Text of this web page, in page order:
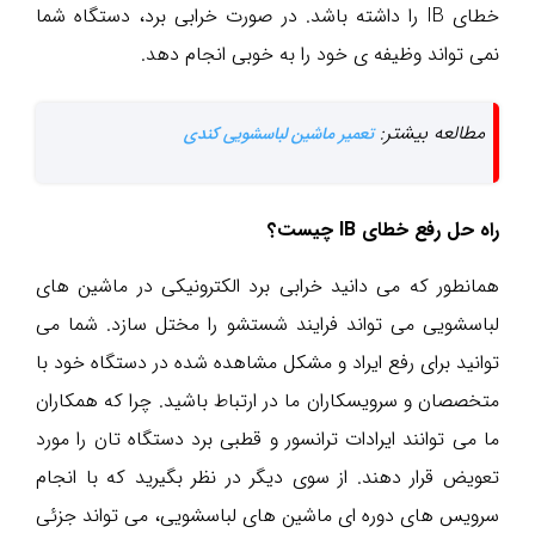
خطای IB را داشته باشد. در صورت خرابی برد، دستگاه شما
نمی تواند وظیفه ی خود را به خوبی انجام دهد.
مطالعه بیشتر:تعمیر ماشین لباسشویی کندی
راه حل رفع خطای IB چیست؟
همانطور که می دانید خرابی برد الکترونیکی در ماشین های
لباسشویی می تواند فرایند شستشو را مختل سازد. شما می
توانید برای رفع ایراد و مشکل مشاهده شده در دستگاه خود با
متخصصان و سرویسکاران ما در ارتباط باشید. چرا که همکاران
ما می توانند ایرادات ترانسور و قطبی برد دستگاه تان را مورد
تعویض قرار دهند. از سوی دیگر در نظر بگیرید که با انجام
سرویس های دوره ای ماشین های لباسشویی، می تواند جزئی